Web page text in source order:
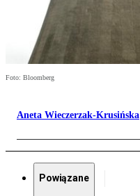
Foto: Bloomberg
Aneta Wieczerzak-Krusińska
Powiązane